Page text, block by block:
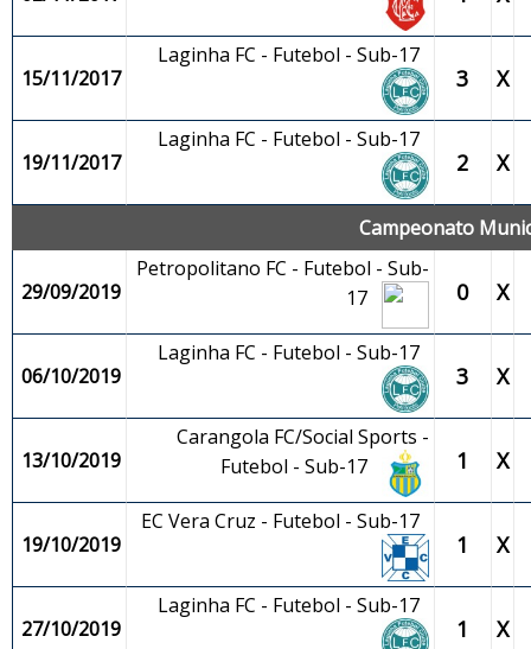
15/11/2017
Laginha FC - Futebol - Sub-17
3 X
19/11/2017
Laginha FC - Futebol - Sub-17
2 X
Campeonato
29/09/2019
Petropolitano FC - Futebol - Sub-
17
0 X
06/10/2019
Laginha FC - Futebol - Sub-17
3 X
13/10/2019
Carangola FC/Social Sports -
Futebol - Sub-17
1 X
19/10/2019
EC Vera Cruz - Futebol - Sub-17
1 X
27/10/2019
Laginha FC - Futebol - Sub-17
1 X